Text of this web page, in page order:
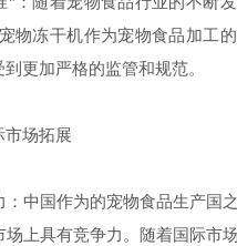
物冻干机作为宠物食品加工
更加严格的监管和规范。
场拓展
国作为的宠物食品生产国
场上具有竞争力。随着国际市